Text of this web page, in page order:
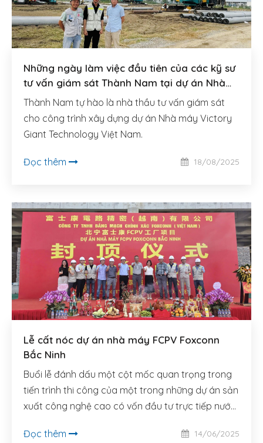
Những ngày làm việc đầu tiên của các kỹ sư
tư vấn giám sát Thành Nam tại dự án Nhà
máy của Tập đoàn Victory Giant Technology
Thành Nam tự hào là nhà thầu tư vấn giám sát
cho công trình xây dựng dự án Nhà máy Victory
Giant Technology Việt Nam.
Đọc thêm 18/08/2025
Lễ cất nóc dự án nhà máy FCPV Foxconn
Bắc Ninh
Buổi lễ đánh dấu một cột mốc quan trọng trong
tiến trình thi công của một trong những dự án sản
xuất công nghệ cao có vốn đầu tư trực tiếp nước
năm 2024–2025.
Đọc thêm 14/06/2025